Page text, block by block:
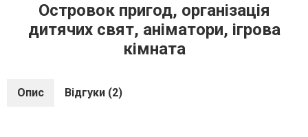
Островок пригод, організація
дитячих свят, аніматори, ігрова
кімната
Опис Відгуки (2)